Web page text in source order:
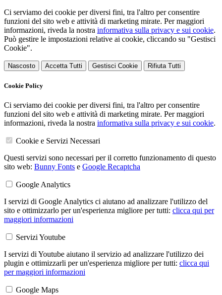
Ci serviamo dei cookie per diversi fini, tra l'altro per consentire
funzioni del sito web e attività di marketing mirate. Per maggiori
informazioni, riveda la nostra informativa sulla privacy e sui cookie.
Può gestire le impostazioni relative ai cookie, cliccando su "Gestisci
Cookie".
Nascosto Accetta Tutti Gestisci Cookie Rifiuta Tutti
Cookie Policy
Ci serviamo dei cookie per diversi fini, tra l'altro per consentire
funzioni del sito web e attività di marketing mirate. Per maggiori
informazioni, riveda la nostra informativa sulla privacy e sui cookie.
Cookie e Servizi Necessari
Questi servizi sono necessari per il corretto funzionamento di questo
sito web: Bunny Fonts e Google Recaptcha
Google Analytics
I servizi di Google Analytics ci aiutano ad analizzare l'utilizzo del
sito e ottimizzarlo per un'esperienza migliore per tutti: clicca qui per
maggiori informazioni
Servizi Youtube
I servizi di Youtube aiutano il servizio ad analizzare l'utilizzo dei
plugin e ottimizzarli per un'esperienza migliore per tutti: clicca qui
per maggiori informazioni
Google Maps